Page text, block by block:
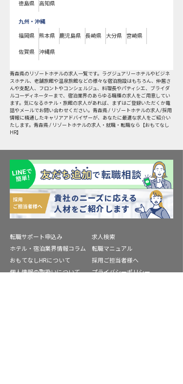
徳島県 高知県
九州・沖縄
福岡県 熊本県 鹿児島県 長崎県 大分県 宮崎県
佐賀県 沖縄県
青森県の リゾートホテルの求人一覧です。ラグジュアリーホテルやビジネ
スホテル、老舗旅館や温泉旅館などの様々な宿泊施設はもちろん、仲居さ
んや支配人、フロントやコンシェルジュ、料理長やパティシエ、ブライダ
ルコーディネーターまで、宿泊業界のあらゆる職種の求人をご用意してい
ます。気になるホテル・旅館の求人があれば、まずはご登録いただくか電
話やメールでお問い合わせください。青森県 / リゾートホテルの求人/採用
情報に精通したキャリアアドバイザーが、あなたに最適な求人をご紹介い
たします。青森県 / リゾートホテルの求人・就職・転職なら【おもてなし
HR】
転職サポート申込み
求人検索
ホテル・宿泊業界情報コラム
転職マニュアル
おもてなしHRについて
採用ご担当者様へ
個人情報の取扱いについて
プライバシーポリシー